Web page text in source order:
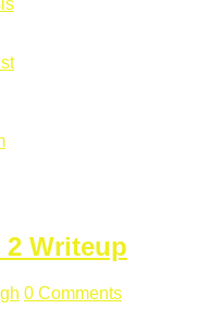
Writeup
0 Comments